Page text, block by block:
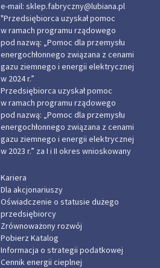
e-mail: sklep.fabryczny@lubiana.pl
"Przedsiębiorca uzyskał pomoc
w ramach programu rządowego
pod nazwą: „Pomoc dla przemysłu
energochłonnego związana z cenami
gazu ziemnego i energii elektrycznej
w 2024 r.”
Przedsiębiorca uzyskał pomoc
w ramach programu rządowego
pod nazwą: „Pomoc dla przemysłu
energochłonnego związana z cenami
gazu ziemnego i energii elektrycznej
w 2023 r.” za I i II okres wnioskowany
Kariera
Dla akcjonariuszy
Oświadczenie o statusie dużego
przedsiębiorcy
Zrównoważony rozwój
Pobierz Katalog
Informacja o strategii podatkowej
Cennik energii cieplnej